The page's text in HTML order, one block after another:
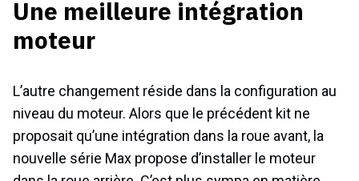
Une meilleure intégration
moteur
L’autre changement réside dans la configuration au
niveau du moteur. Alors que le précédent kit ne
proposait qu’une intégration dans la roue avant, la
nouvelle série Max propose d’installer le moteur